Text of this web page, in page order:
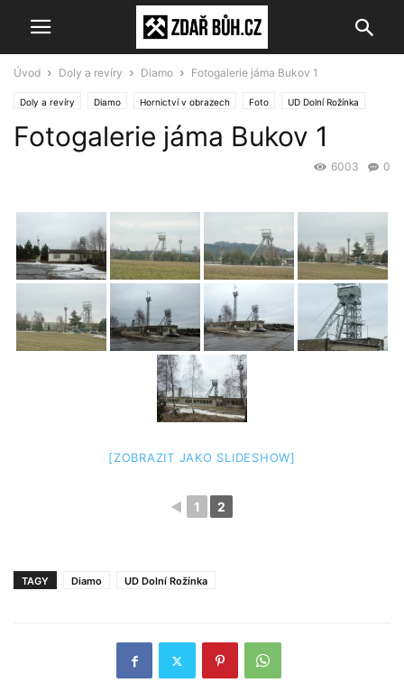
Úvod Doly a revíry Diamo Fotogalerie jáma Bukov 1
Doly a revíry Diamo Hornictví v obrazech Foto UD Dolní Rožínka
Fotogalerie jáma Bukov 1
0
6003
[ZOBRAZIT JAKO SLIDESHOW]
◄ 1 2
TAGY Diamo UD Dolní Rožínka